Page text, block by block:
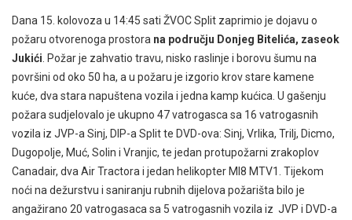
Dana 15. kolovoza u 14:45 sati ŽVOC Split zaprimio je dojavu o
požaru otvorenoga prostora na području Donjeg Bitelića, zaseok
Jukići . Požar je zahvatio travu, nisko raslinje i borovu šumu na
površini od oko 50 ha, a u požaru je izgorio krov stare kamene
kuće, dva stara napuštena vozila i jedna kamp kućica. U gašenju
požara sudjelovalo je ukupno 47 vatrogasca sa 16 vatrogasnih
vozila iz JVP-a Sinj, DIP-a Split te DVD-ova: Sinj, Vrlika, Trilj, Dicmo,
Dugopolje, Muć, Solin i Vranjic, te jedan protupožarni zrakoplov
Canadair, dva Air Tractora i jedan helikopter MI8 MTV1. Tijekom
noći na dežurstvu i saniranju rubnih dijelova požarišta bilo je
angažirano 20 vatrogasaca sa 5 vatrogasnih vozila iz JVP i DVD-a